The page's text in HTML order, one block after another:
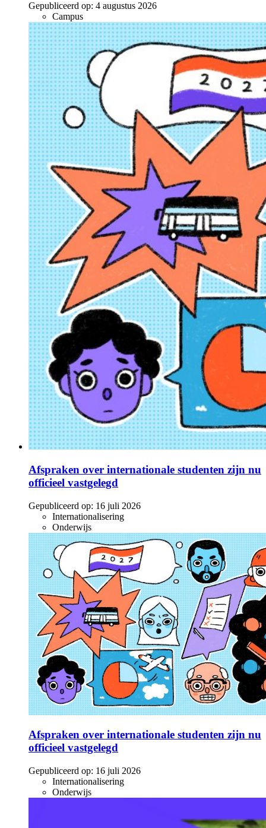
Gepubliceerd op: 4 augustus 2026
Campus
Afspraken over internationale studenten zijn nu
officieel vastgelegd
Gepubliceerd op: 16 juli 2026
Internationalisering
Onderwijs
Afspraken over internationale studenten zijn nu
officieel vastgelegd
Gepubliceerd op: 16 juli 2026
Internationalisering
Onderwijs